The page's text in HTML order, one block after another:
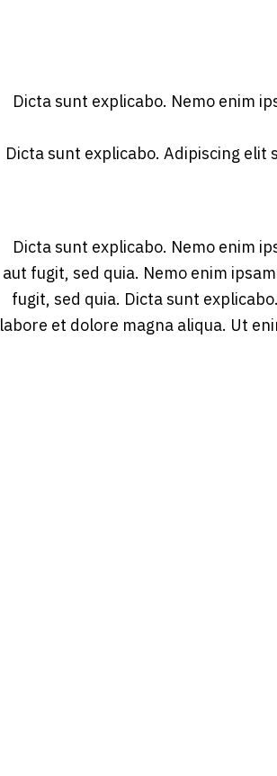
Dicta sunt explicabo. Nemo enim
Dicta sunt explicabo. Adipiscing
Dicta sunt explicabo. Nemo enim
aut fugit, sed quia. Nemo enim
fugit, sed quia. Dicta sunt
labore et dolore magna aliqua. Ut